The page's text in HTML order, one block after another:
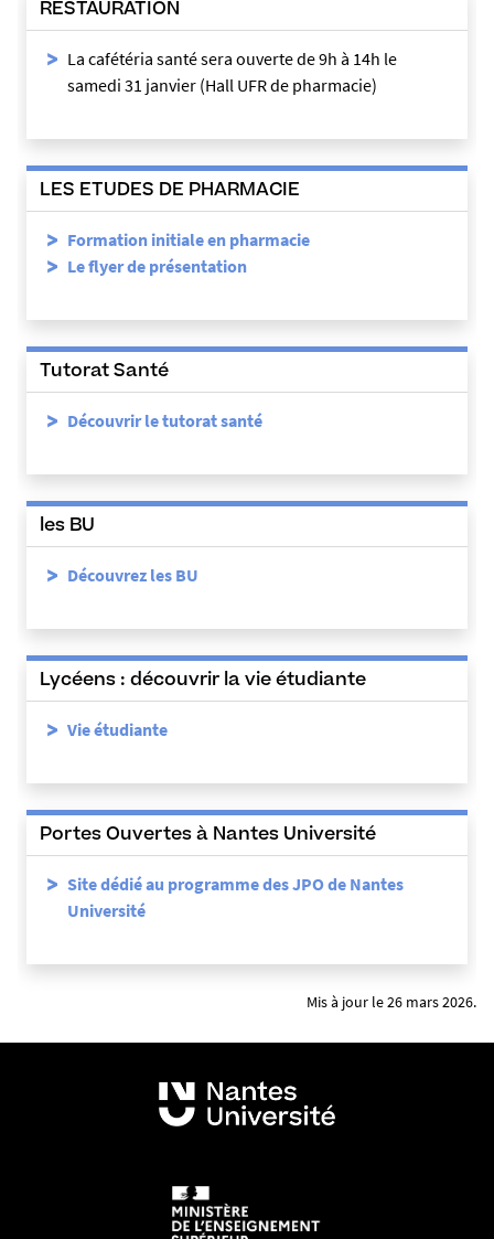
RESTAURATION
La cafétéria santé sera ouverte de 9h à 14h le
samedi 31 janvier (Hall UFR de pharmacie)
LES ETUDES DE PHARMACIE
Formation initiale en pharmacie
Le flyerde présentation
Tutorat Santé
Découvrir le tutorat santé
les BU
Découvrez les BU
Lycéens : découvrir la vie étudiante
Vie étudiante
Portes Ouvertes à Nantes Université
Site dédié au programme des JPO de Nantes
Université
Mis à jour le 26 mars 2026.